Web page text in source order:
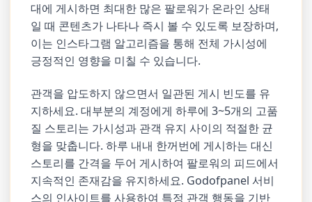
대에 게시하면 최대한 많은 팔로워가 온라인 상태
일 때 콘텐츠가 나타나 즉시 볼 수 있도록 보장하며,
이는 인스타그램 알고리즘을 통해 전체 가시성에
긍정적인 영향을 미칠 수 있습니다.
관객을 압도하지 않으면서 일관된 게시 빈도를 유
지하세요. 대부분의 계정에게 하루에 3~5개의 고품
질 스토리는 가시성과 관객 유지 사이의 적절한 균
형을 맞춥니다. 하루 내내 한꺼번에 게시하는 대신
스토리를 간격을 두어 게시하여 팔로워의 피드에서
지속적인 존재감을 유지하세요. Godofpanel 서비
스의 인사이트를 사용하여 특정 관객 행동을 기반